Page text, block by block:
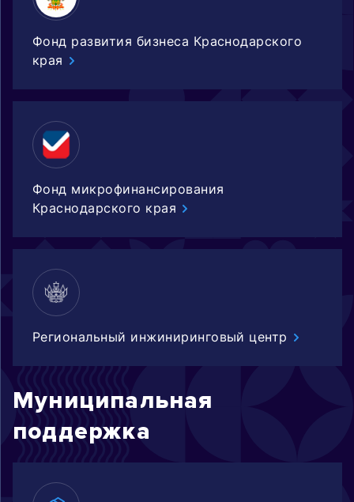
Фонд развития бизнеса Краснодарского
края
Фонд микрофинансирования
Краснодарского края
Региональный инжиниринговый центр
Муниципальная
поддержка